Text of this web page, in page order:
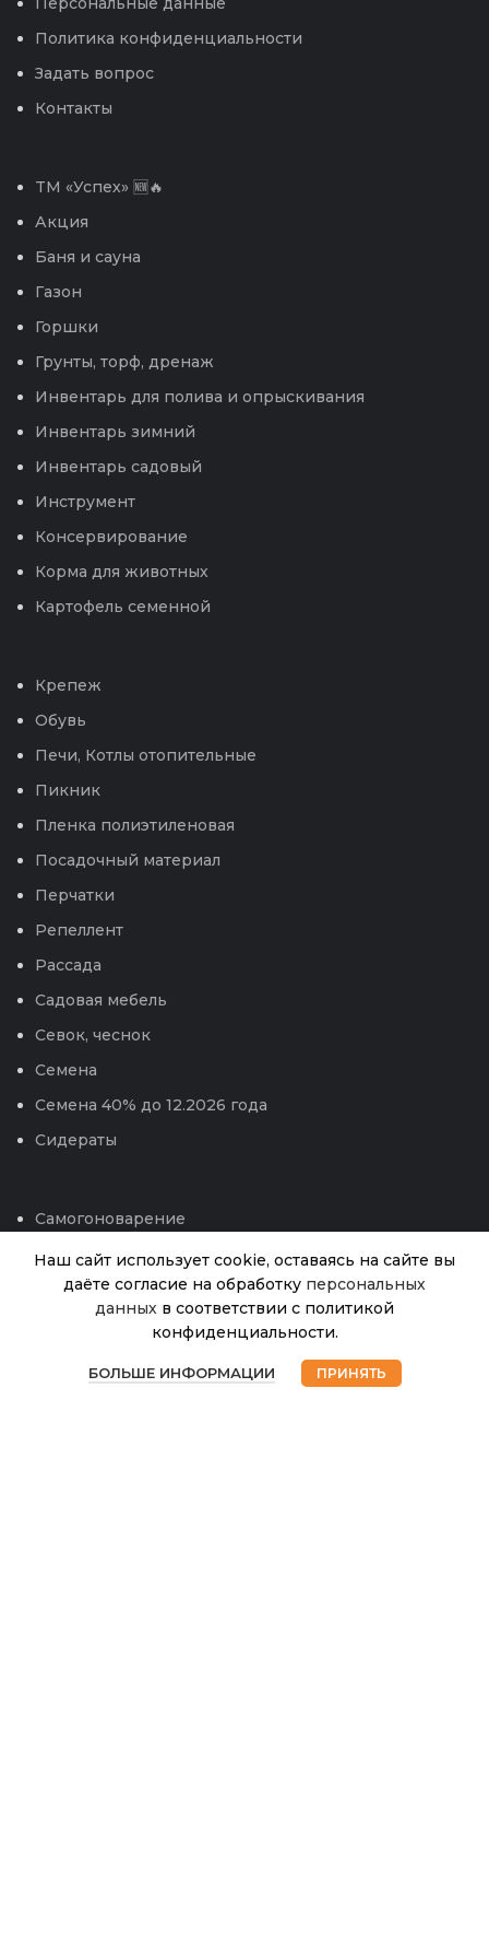
Политика конфиденциальности
Задать вопрос
Контакты
TM «Успех» 🆕🔥
Акция
Баня и сауна
Газон
Горшки
Грунты, торф, дренаж
Инвентарь для полива и опрыскивания
Инвентарь зимний
Инвентарь садовый
Инструмент
Консервирование
Корма для животных
Картофель семенной
Крепеж
Обувь
Печи, Котлы отопительные
Пикник
Пленка полиэтиленовая
Посадочный материал
Перчатки
Репеллент
Рассада
Садовая мебель
Севок, чеснок
Семена
Семена 40% до 12.2026 года
Сидераты
Самогоноварение
Сотовый поликарбонат
Средства защиты , удобрения, от бытовых
вредителей
Теплицы и парники
Техника для сада
Наш сайт использует cookie, оставаясь на сайте вы
даёте согласие на обработку персональных
данных в соответствии с политикой
конфиденциальности.
БОЛЬШЕ ИНФОРМАЦИИ ПРИНЯТЬ
Тюльпан Фламинго
куин (ИС) 7
910.00₽
Нет в
Магазин Избранное Корзина Мой аккаунт